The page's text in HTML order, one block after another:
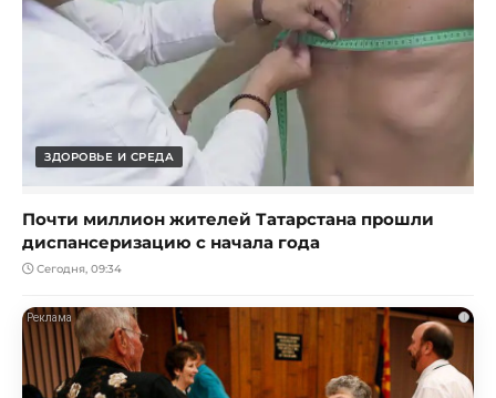
ЗДОРОВЬЕ И СРЕДА
Почти миллион жителей Татарстана прошли
диспансеризацию с начала года
Сегодня, 09:34
i